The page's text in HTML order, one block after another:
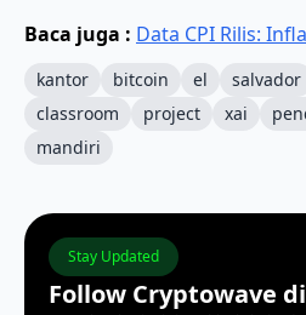
Baca juga : Data CPI Rilis:
kantor bitcoin el salvador
classroom
project xai
mandiri
Stay Updated
Follow Cryptowave